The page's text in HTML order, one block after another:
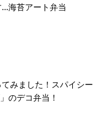
海苔アート弁当
みました！スパイシー
のデコ弁当！